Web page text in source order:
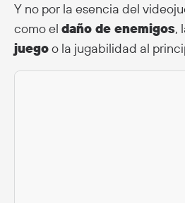
Y no por la esencia del
como el daño de enemigos,
juegoo la jugabilidad al